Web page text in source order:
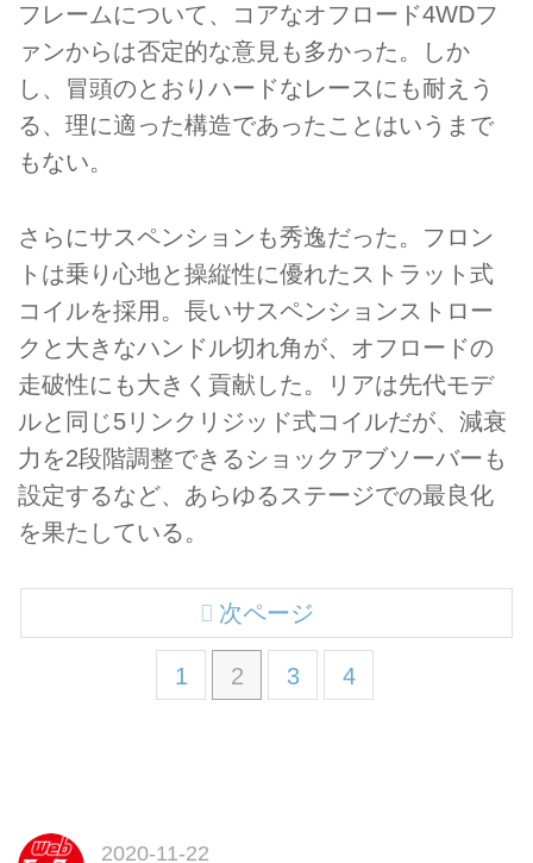
フレームについて、コアなオフロード4WDフ
ァンからは否定的な意見も多かった。しか
し、冒頭のとおりハードなレースにも耐えう
る、理に適った構造であったことはいうまで
もない。
さらにサスペンションも秀逸だった。フロン
トは乗り心地と操縦性に優れたストラット式
コイルを採用。長いサスペンションストロー
クと大きなハンドル切れ角が、オフロードの
走破性にも大きく貢献した。リアは先代モデ
ルと同じ5リンクリジッド式コイルだが、減衰
力を2段階調整できるショックアブソーバーも
設定するなど、あらゆるステージでの最良化
を果たしている。
1 2 3 4
次ページ
2020-11-22